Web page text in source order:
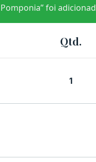
foi
Qtd.
1